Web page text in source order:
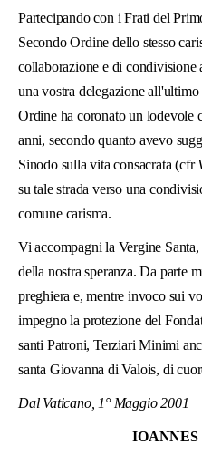
Partecipando con i Frati del
Secondo Ordine dello stesso
collaborazione e di condivisione
una vostra delegazione
Ordine ha coronato un lodevole
anni, secondo quanto avevo
Sinodo sulla vita consacrata (cfr
su tale strada verso una
comune carisma.
Vi accompagni la Vergine
della nostra speranza. Da parte
preghiera e, mentre invoco sui
impegno la protezione del
santi Patroni, Terziari Minimi
santa Giovanna di Valois, di
Dal Vaticano, 1° Maggio 2001